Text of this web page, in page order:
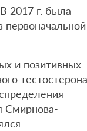
2017 г. была
первоначальной
и позитивных
Смирнова-